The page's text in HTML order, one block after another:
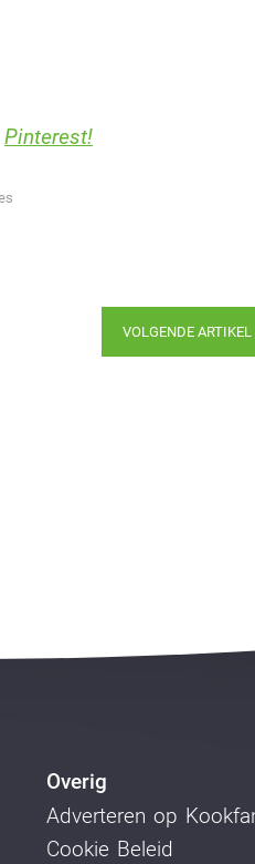
Pinterest!
VOLGENDE ARTIKEL
Overig
Adverteren op
Cookie Beleid